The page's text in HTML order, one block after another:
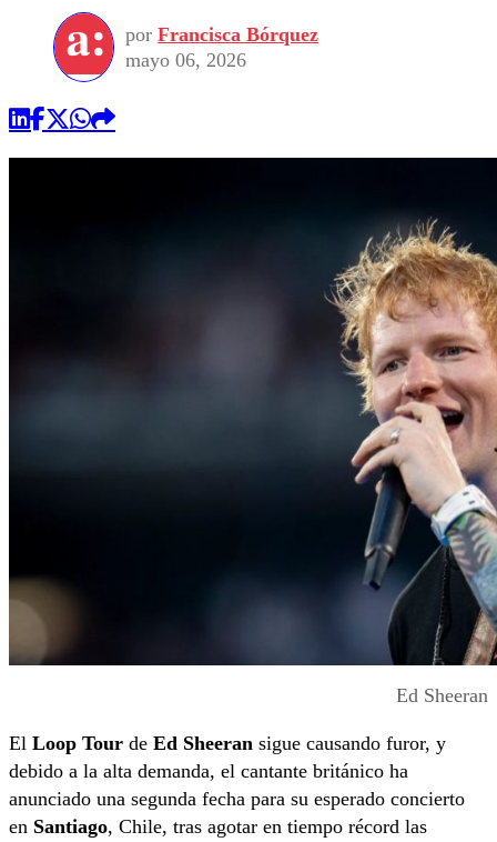
por Francisca Bórquez
mayo 06, 2026
Ed Sheeran
El Loop Tour de Ed Sheeran sigue causando furor, y
debido a la alta demanda, el cantante británico ha
anunciado una segunda fecha para su esperado concierto
en Santiago, Chile, tras agotar en tiempo récord las